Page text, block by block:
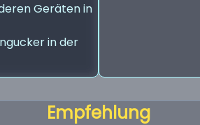
Geräten in
in der
Empfehlung